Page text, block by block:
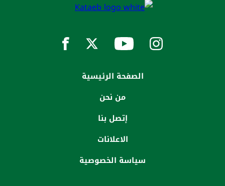
الصفحة الرئيسية
من نحن
إتصل بنا
الاعلانات
سياسة الخصوصية